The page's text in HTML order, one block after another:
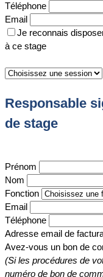
Téléphone
Email
Je reconnais
à ce stage
Responsable
de stage
Prénom
Nom
Fonction
Email
Téléphone
Adresse email de
Avez-vous un bon de
(Si les procédures de
numéro de bon de